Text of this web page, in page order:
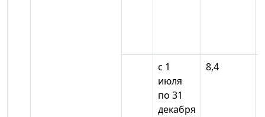
с 1
июля
по 31
декабря
8,4